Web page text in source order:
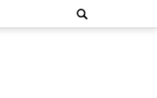
Search
for: